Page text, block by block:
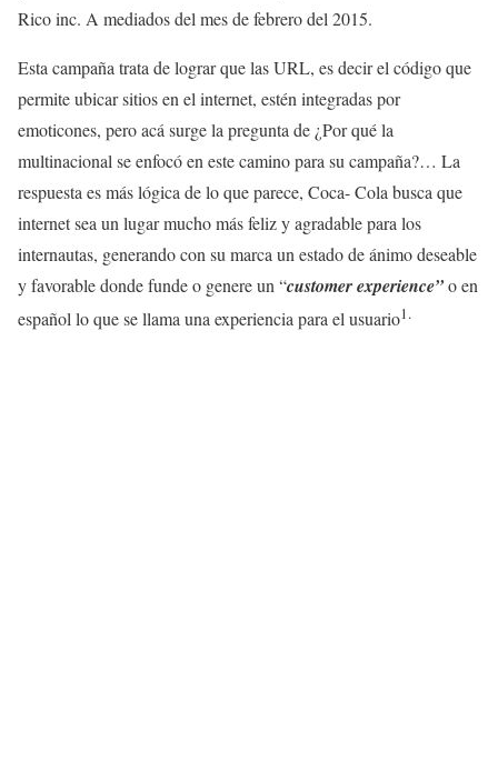
Rico inc. A mediados del mes de febrero del 2015.
Esta campaña trata de lograr que las URL, es decir el código que
permite ubicar sitios en el internet, estén integradas por
emoticones, pero acá surge la pregunta de ¿Por qué la
multinacional se enfocó en este camino para su campaña?… La
respuesta es más lógica de lo que parece, Coca- Cola busca que
internet sea un lugar mucho más feliz y agradable para los
internautas, generando con su marca un estado de ánimo deseable
y favorable donde funde o genere un “customer experience”o en
español lo que se llama una experiencia para el usuario1 .